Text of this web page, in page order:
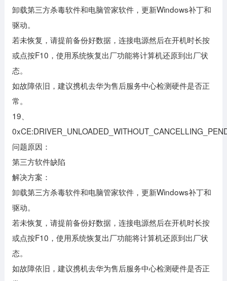
卸载第三方杀毒软件和电脑管家软件，更新Windows补丁和
驱动。
若未恢复，请提前备份好数据，连接电源然后在开机时长按
或点按F10，使用系统恢复出厂功能将计算机还原到出厂状
态。
如故障依旧，建议携机去华为售后服务中心检测硬件是否正
常。
19、
问题原因：
第三方软件缺陷
解决方案：
卸载第三方杀毒软件和电脑管家软件，更新Windows补丁和
驱动。
若未恢复，请提前备份好数据，连接电源然后在开机时长按
或点按F10，使用系统恢复出厂功能将计算机还原到出厂状
态。
如故障依旧，建议携机去华为售后服务中心检测硬件是否正